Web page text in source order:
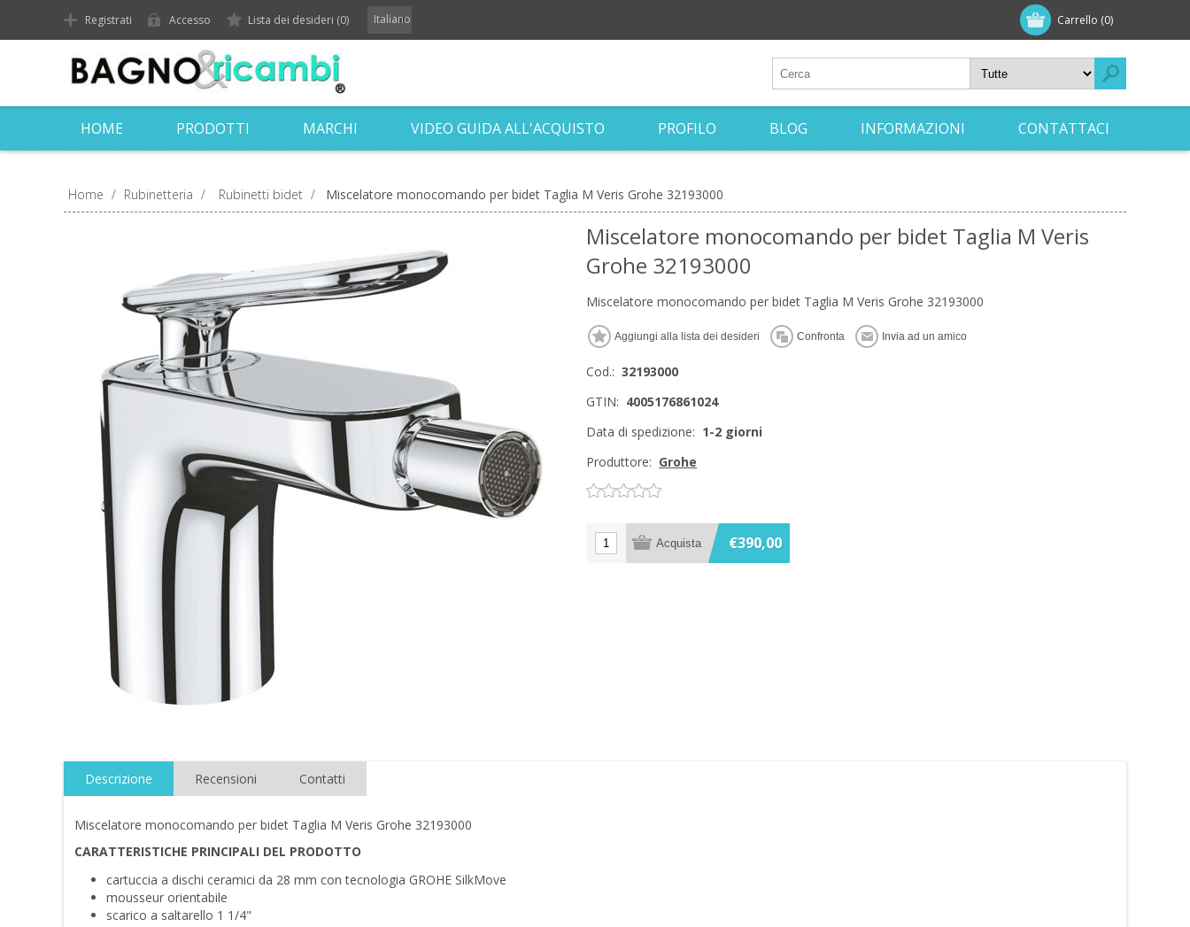
Carrello (0)
Registrati Accesso Lista dei desideri (0) Italiano
HOME PRODOTTI MARCHI VIDEO GUIDA ALL'ACQUISTO PROFILO BLOG INFORMAZIONI CONTATTACI
Home / Rubinetteria / Rubinetti bidet / Miscelatore monocomando per bidet Taglia M Veris Grohe 32193000
Miscelatore monocomando per bidet Taglia M Veris
Grohe 32193000
Miscelatore monocomando per bidet Taglia M Veris Grohe 32193000
Cod.: 32193000
GTIN: 4005176861024
Data di spedizione: 1-2 giorni
Produttore: Grohe
€390,00
Descrizione Recensioni Contatti
Miscelatore monocomando per bidet Taglia M Veris Grohe 32193000
CARATTERISTICHE PRINCIPALI DEL PRODOTTO
cartuccia a dischi ceramici da 28 mm con tecnologia GROHE SilkMove
mousseur orientabile
scarico a saltarello 1 1/4"